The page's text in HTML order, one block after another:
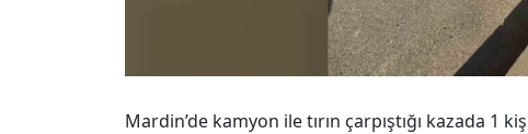
Mardin’de kamyon ile tırın çarpıştığı kazada 1